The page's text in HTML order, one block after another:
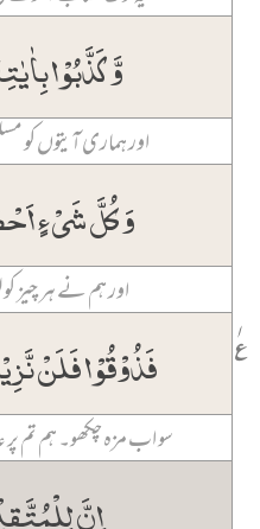
وَّ کَذَّبُوۡا
اور ہماری آیتوں
وَ کُلَّ شَیۡءٍ
اور ہم نے ہر چیز
فَذُوۡقُوۡا فَلَنۡ ٪۱
سو اب مزہ چکھو۔ ہم تم
اِنَّ